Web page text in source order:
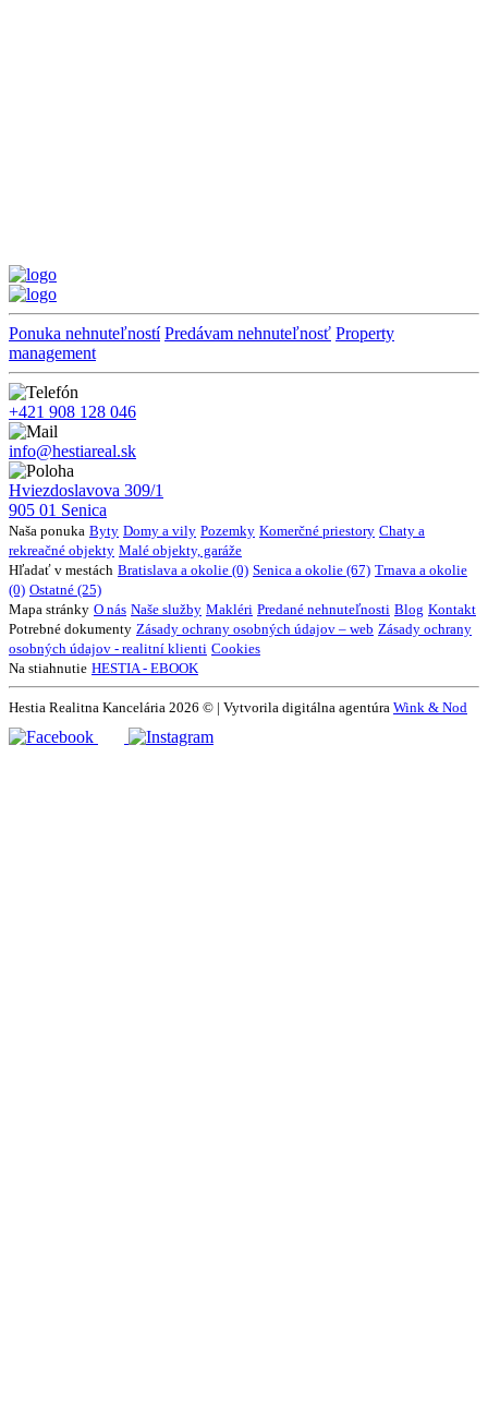
Ponuka nehnuteľností Predávam nehnuteľnosť Property
management
+421 908 128 046
info@hestiareal.sk
Hviezdoslavova 309/1
905 01 Senica
Naša ponuka Byty Domy a vily Pozemky Komerčné priestory Chaty a
rekreačné objekty Malé objekty, garáže
Hľadať v mestách Bratislava a okolie (0) Senica a okolie (67) Trnava a okolie
(0) Ostatné (25)
Mapa stránky O nás Naše služby Makléri Predané nehnuteľnosti Blog Kontakt
Potrebné dokumenty Zásady ochrany osobných údajov – web Zásady ochrany
osobných údajov - realitní klienti Cookies
Na stiahnutie HESTIA - EBOOK
Hestia Realitna Kancelária 2026 © | Vytvorila digitálna agentúra Wink & Nod